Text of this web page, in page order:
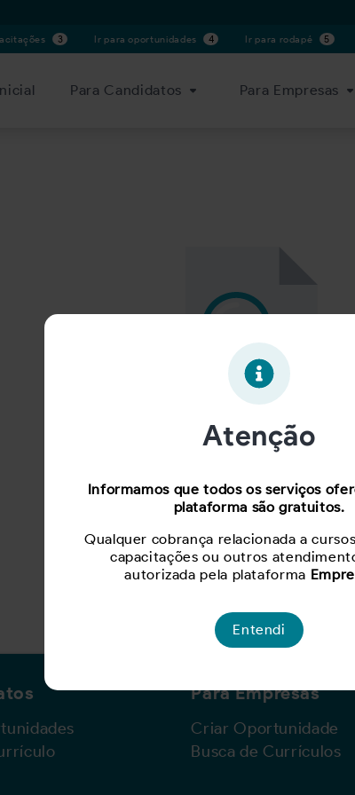
3 Ir para oportunidades 4 Ir para rodapé 5
Para Candidatos Para Empresas
Oportunidade
Para Empresas
Criar Oportunidade
Busca de Currículos
Atenção
Informamos que todos os serviços
plataforma são gratuitos.
Qualquer cobrança relacionada a
capacitações ou outros
autorizada pela plataforma
Entendi